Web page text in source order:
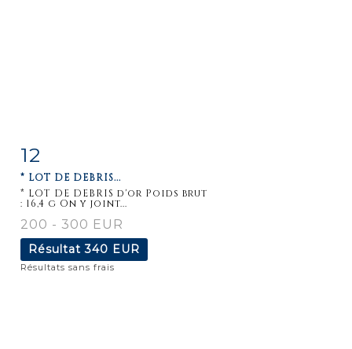
détaillée
12
* LOT DE DEBRIS...
* LOT DE DEBRIS d'or Poids brut
: 16,4 g On y joint...
200 - 300 EUR
Résultat340 EUR
Résultats sans frais